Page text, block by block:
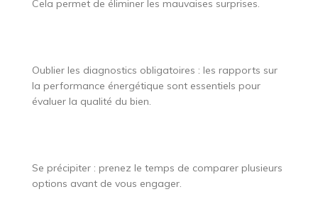
Cela permet de éliminer les mauvaises surprises.
Oublier les diagnostics obligatoires : les rapports sur
la performance énergétique sont essentiels pour
évaluer la qualité du bien.
Se précipiter : prenez le temps de comparer plusieurs
options avant de vous engager.